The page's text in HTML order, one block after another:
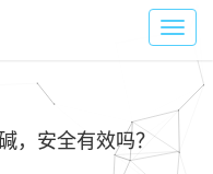
，安全有效吗？